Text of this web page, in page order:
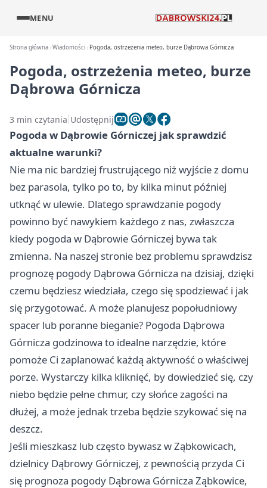
MENU
Strona główna Wiadomości Pogoda, ostrzeżenia meteo, burze Dąbrowa Górnicza
Pogoda, ostrzeżenia meteo, burze
Dąbrowa Górnicza
3 min czytania Udostępnij
Pogoda w Dąbrowie Górniczej jak sprawdzić
aktualne warunki?
Nie ma nic bardziej frustrującego niż wyjście z domu
bez parasola, tylko po to, by kilka minut później
utknąć w ulewie. Dlatego sprawdzanie pogody
powinno być nawykiem każdego z nas, zwłaszcza
kiedy pogoda w Dąbrowie Górniczej bywa tak
zmienna. Na naszej stronie bez problemu sprawdzisz
prognozę pogody Dąbrowa Górnicza na dzisiaj, dzięki
czemu będziesz wiedziała, czego się spodziewać i jak
się przygotować. A może planujesz popołudniowy
spacer lub poranne bieganie? Pogoda Dąbrowa
Górnicza godzinowa to idealne narzędzie, które
pomoże Ci zaplanować każdą aktywność o właściwej
porze. Wystarczy kilka kliknięć, by dowiedzieć się, czy
niebo będzie pełne chmur, czy słońce zagości na
dłużej, a może jednak trzeba będzie szykować się na
deszcz.
Jeśli mieszkasz lub często bywasz w Ząbkowicach,
dzielnicy Dąbrowy Górniczej, z pewnością przyda Ci
się prognoza pogody Dąbrowa Górnicza Ząbkowice,